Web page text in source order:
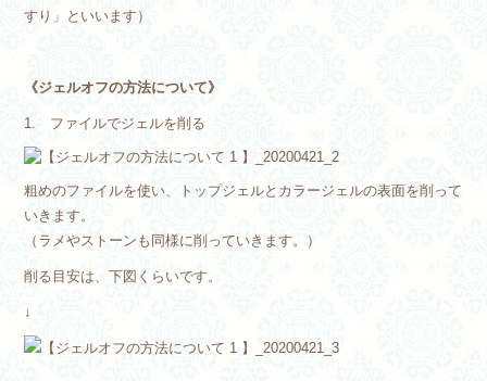
すり」といいます）
《ジェルオフの方法について》
1. ファイルでジェルを削る
粗めのファイルを使い、トップジェルとカラージェルの表面を削って
いきます。
（ラメやストーンも同様に削っていきます。）
削る目安は、下図くらいです。
↓